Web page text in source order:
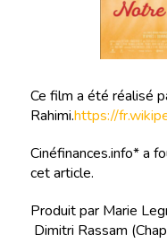
Ce film a été réalisé
Rahimi.https://
Cinéfinances.info* a
cet article.
Produit par Marie
Dimitri Rassam